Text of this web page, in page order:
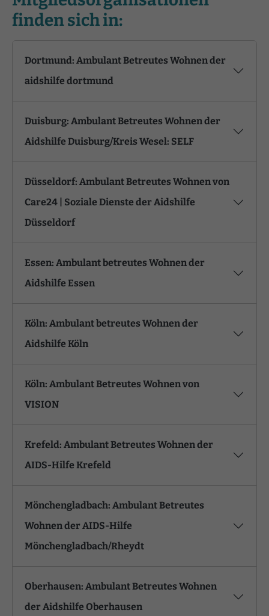
finden sich in:
Dortmund: Ambulant Betreutes Wohnen der
aidshilfe dortmund
Duisburg: Ambulant Betreutes Wohnen der
Aidshilfe Duisburg/Kreis Wesel: SELF
Düsseldorf: Ambulant Betreutes Wohnen von
Care24 | Soziale Dienste der Aidshilfe
Düsseldorf
Essen: Ambulant betreutes Wohnen der
Aidshilfe Essen
Köln: Ambulant betreutes Wohnen der
Aidshilfe Köln
Köln: Ambulant Betreutes Wohnen von
VISION
Krefeld: Ambulant Betreutes Wohnen der
AIDS-Hilfe Krefeld
Mönchengladbach: Ambulant Betreutes
Wohnen der AIDS-Hilfe
Mönchengladbach/Rheydt
Oberhausen: Ambulant Betreutes Wohnen
der Aidshilfe Oberhausen